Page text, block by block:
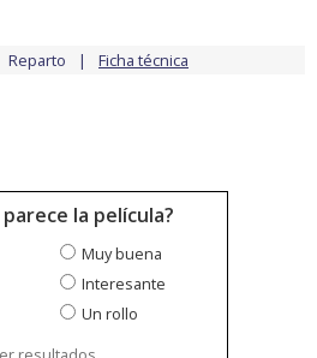
Reparto Ficha técnica
la película?
Muy buena
Interesante
Un rollo